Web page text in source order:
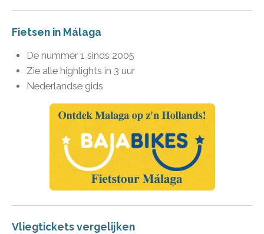
Fietsen in Málaga
De nummer 1 sinds 2005
Zie alle highlights in 3 uur
Nederlandse gids
Vliegtickets vergelijken